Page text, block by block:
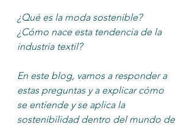
¿Qué es la moda sostenible?
¿Cómo nace esta tendencia de la
industria textil?
En este blog, vamos a responder a
estas preguntas y a explicar cómo
se entiende y se aplica la
sostenibilidad dentro del mundo de